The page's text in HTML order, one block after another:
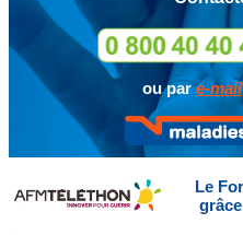
ou pare-mail
Le